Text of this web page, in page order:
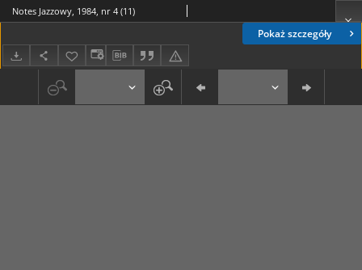
Pokaż szczegóły
Notes Jazzowy, 1984, nr 4 (11)